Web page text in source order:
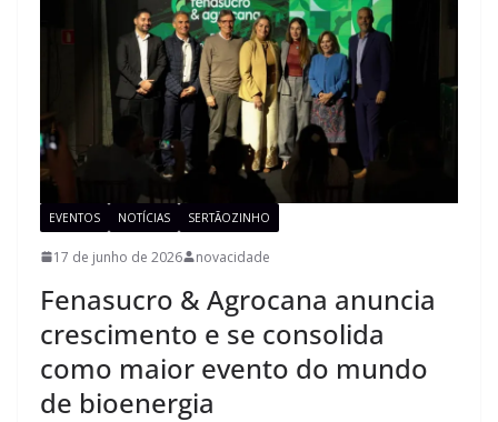
EVENTOS NOTÍCIAS SERTÃOZINHO
17 de junho de 2026 novacidade
Fenasucro & Agrocana anuncia
crescimento e se consolida
como maior evento do mundo
de bioenergia